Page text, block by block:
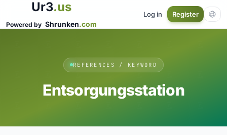
Ur3.us
Powered by Shrunken.com
Log in Register
REFERENCES / KEYWORD
Entsorgungsstation